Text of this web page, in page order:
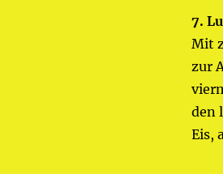
7.
Mit
zur
den
Eis,